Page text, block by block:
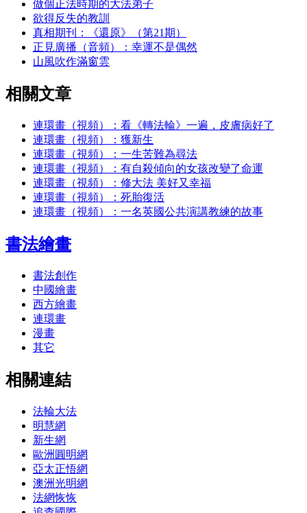
做個正法時期的大法弟子
欲得反失的教訓
真相期刊：《還原》（第21期）
正見廣播（音頻）：幸運不是偶然
山風吹作滿窗雲
相關文章
連環畫（視頻）：看《轉法輪》一遍，皮膚病好了
連環畫（視頻）：獲新生
連環畫（視頻）：一生苦難為尋法
連環畫（視頻）：有自殺傾向的女孩改變了命運
連環畫（視頻）：修大法 美好又幸福
連環畫（視頻）：死胎復活
連環畫（視頻）：一名英國公共演講教練的故事
書法繪畫
書法創作
中國繪畫
西方繪畫
連環畫
漫畫
其它
相關連結
法輪大法
明慧網
新生網
歐洲圓明網
亞太正悟網
澳洲光明網
法網恢恢